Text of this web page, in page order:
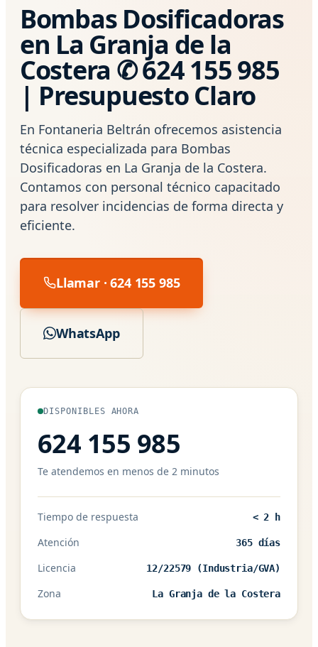
Bombas Dosificadoras
en La Granja de la
Costera ✆ 624 155 985
| Presupuesto Claro
En Fontaneria Beltrán ofrecemos asistencia
técnica especializada para Bombas
Dosificadoras en La Granja de la Costera.
Contamos con personal técnico capacitado
para resolver incidencias de forma directa y
eficiente.
Llamar · 624 155 985
WhatsApp
DISPONIBLES AHORA
624 155 985
Te atendemos en menos de 2 minutos
Tiempo de respuesta < 2 h
Atención 365 días
Licencia 12/22579 (Industria/GVA)
Zona La Granja de la Costera